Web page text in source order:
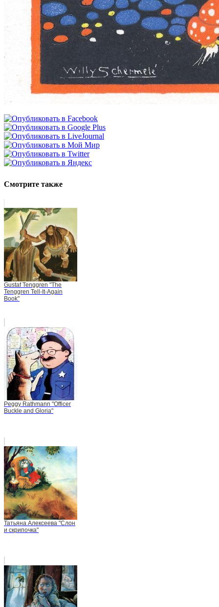
Смотрите также
Gustaf Tenggren "The
Tenggren Tell-It-Again
Book"
Peggy Rathmann "Officer
Buckle and Gloria"
Татьяна Алексеева "Слон
и скрипочка"